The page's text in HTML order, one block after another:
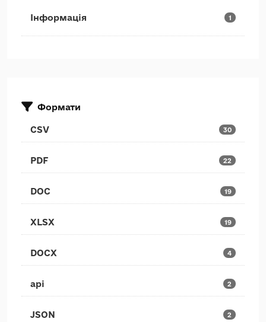
Інформація 1
Формати
CSV 30
PDF 22
DOC 19
XLSX 19
DOCX 4
api 2
JSON 2